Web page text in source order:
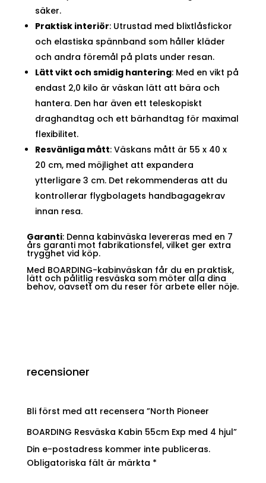
säker.
Praktisk interiör: Utrustad med blixtlåsfickor
och elastiska spännband som håller kläder
och andra föremål på plats under resan.
Lätt vikt och smidig hantering: Med en vikt på
endast 2,0 kilo är väskan lätt att bära och
hantera. Den har även ett teleskopiskt
draghandtag och ett bärhandtag för maximal
flexibilitet.
Resvänliga mått: Väskans mått är 55 x 40 x
20 cm, med möjlighet att expandera
ytterligare 3 cm. Det rekommenderas att du
kontrollerar flygbolagets handbagagekrav
innan resa.
Garanti: Denna kabinväska levereras med en 7
års garanti mot fabrikationsfel, vilket ger extra
trygghet vid köp.
Med BOARDING-kabinväskan får du en praktisk,
lätt och pålitlig resväska som möter alla dina
behov, oavsett om du reser för arbete eller nöje.
recensioner
Bli först med att recensera ”North Pioneer
BOARDING Resväska Kabin 55cm Exp med 4 hjul”
Din e-postadress kommer inte publiceras.
Obligatoriska fält är märkta *